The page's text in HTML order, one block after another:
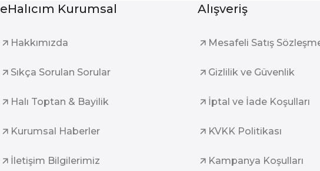
eHalıcım Kurumsal
Hakkımızda
Sıkça Sorulan Sorular
Halı Toptan & Bayilik
Kurumsal Haberler
İletişim Bilgilerimiz
Alışveriş
Mesafeli Satış
Gizlilik ve Güvenlik
İptal ve İade Koşulları
KVKK Politikası
Kampanya Koşulları